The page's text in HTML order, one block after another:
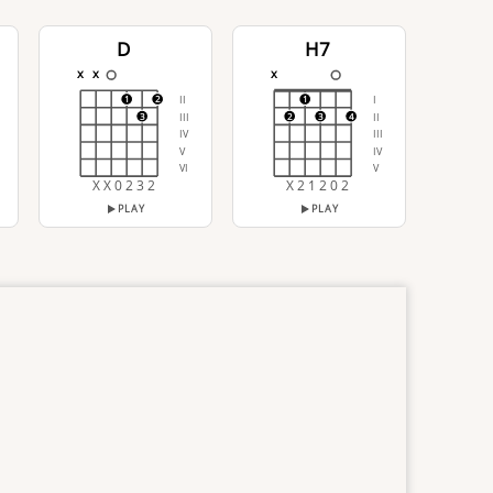
D
x x
II
III
IV
V
VI
1
3
2
X X 0 2 3 2
PLAY
H7
x
I
II
III
IV
V
2
1
3
4
X 2 1 2 0 2
PLAY